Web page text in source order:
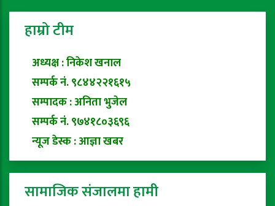
हाम्रो टीम
अध्यक्ष : निकेश खनाल
सम्पर्क नं. ९८४४२२१६१५
सम्पादक : अनिता भुजेल
सम्पर्क नं. ९७४१८०३६९६
न्यूज डेस्क : आज्ञा खबर
सामाजिक संजालमा हामी